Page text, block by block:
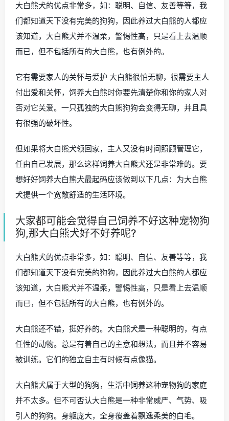
大白熊犬的优点非常多，如：聪明、自信、友善等等，我
们都知道天下没有完美的狗狗，因此养过大白熊的人都应
该知道，大白熊犬并不温柔，警惕性高，只是看上去温顺
而已，但不包括所有的大白熊，也有例外的。
它有需要家人的关怀与爱护 大白熊很怕无聊，很需要主人
付出爱和关怀，饲养大白熊时你要先清楚你和你的家人对
否对它关爱。一只孤独的大白熊狗狗会变得无聊，并且具
有很强的破坏性。
但如果将大白熊犬领回家，主人又没有时间照顾管理它，
任由自己发展，那么这样饲养大白熊犬还是非常难的。要
想好好饲养大白熊犬最起码应该做到以下几点：为大白熊
犬提供一个宽敞舒适的生活环境。
大家都可能会觉得自己饲养不好这种宠物狗
狗,那大白熊犬好不好养呢?
大白熊犬的优点非常多，如：聪明、自信、友善等等，我
们都知道天下没有完美的狗狗，因此养过大白熊的人都应
该知道，大白熊犬并不温柔，警惕性高，只是看上去温顺
而已，但不包括所有的大白熊，也有例外的。
大白熊还不错，挺好养的。大白熊犬是一种聪明的，有点
任性的动物。总是有着自己的主意和想法，而且并不容易
被训练。它们的独立自主有时候有点像猫。
大白熊犬属于大型的狗狗，生活中饲养这种宠物狗的家庭
并不太多。但不可否认大白熊是一种非常威严、气势、吸
引人的狗狗。身躯庞大，全身覆盖着飘逸柔美的白毛。